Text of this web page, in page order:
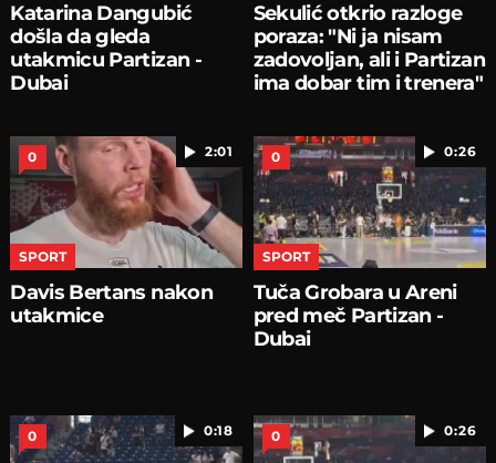
Katarina Dangubić
došla da gleda
utakmicu Partizan -
Dubai
Sekulić otkrio razloge
poraza: "Ni ja nisam
zadovoljan, ali i Partizan
ima dobar tim i trenera"
2:01
0
SPORT
Davis Bertans nakon
utakmice
0:26
0
SPORT
Tuča Grobara u Areni
pred meč Partizan -
Dubai
0:18
0 0:26
0